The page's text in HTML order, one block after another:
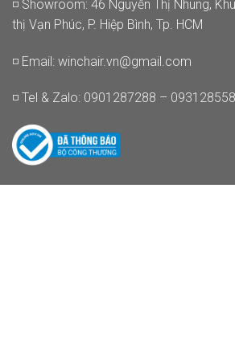
◽ Showroom: 46 Nguyễn Thị Nhung,
thị Vạn Phúc, P. Hiệp Bình, Tp. HCM
◽ Email: winchair.vn@gmail.com
◽ Tel & Zalo: 0901287288 –